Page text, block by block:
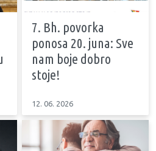
7. Bh. povorka
ponosa 20. juna: Sve
nam boje dobro
stoje!
12. 06. 2026